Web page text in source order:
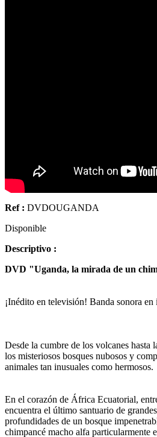
Ref : DVDOUGANDA
Disponible
Descriptivo :
DVD "Uganda, la mirada de un
¡Inédito en televisión! Banda sonora
Desde la cumbre de los volcanes hasta
los misteriosos bosques nubosos y
animales tan inusuales como hermosos.
En el corazón de África Ecuatorial,
encuentra el último santuario de
profundidades de un bosque
chimpancé macho alfa particularmente